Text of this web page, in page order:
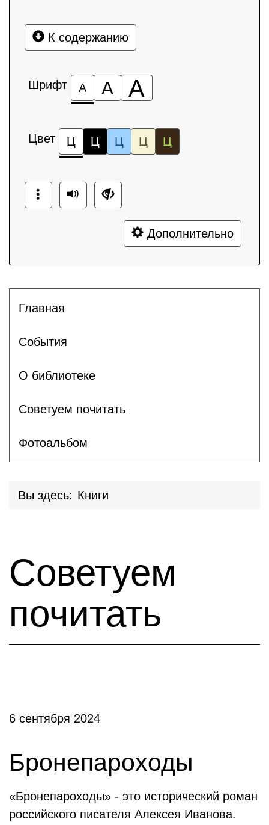
К содержанию
Шрифт А А А
Цвет Ц Ц Ц Ц Ц
Дополнительно
Главная
События
О библиотеке
Советуем почитать
Фотоальбом
Вы здесь: Книги
Советуем
почитать
6 сентября 2024
Бронепароходы
«Бронепароходы» - это исторический роман
российского писателя Алексея Иванова.